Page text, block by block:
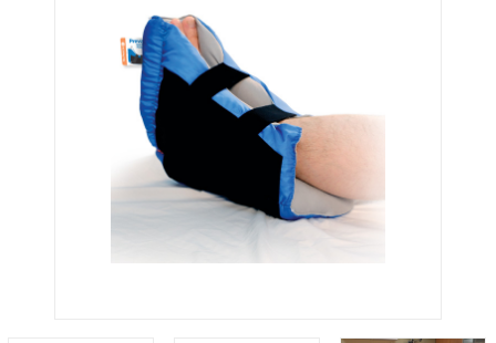
Instrumentation
Microscopy